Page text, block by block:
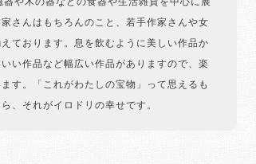
や木の器などの食器や生活雑貨を中心に展
さんはもちろんのこと、若手作家さんや女
ております。息を飲むように美しい作品か
い作品など幅広い作品がありますので、楽
す。「これがわたしの宝物」って思えるも
、それがイロドリの幸せです。